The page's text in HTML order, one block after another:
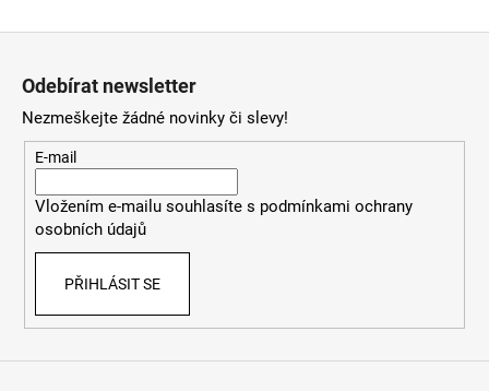
Odebírat newsletter
Nezmeškejte žádné novinky či slevy!
E-mail
Vložením e-mailu souhlasíte s podmínkami ochrany
osobních údajů
PŘIHLÁSIT SE